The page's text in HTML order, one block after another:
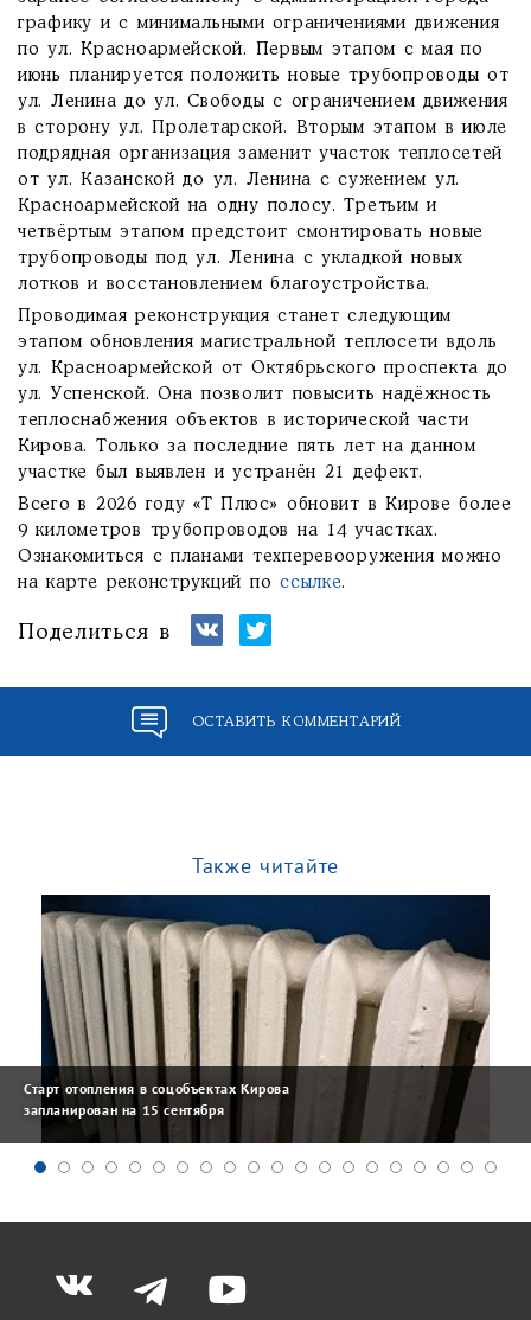
графику и с минимальными ограничениями движения
по ул. Красноармейской. Первым этапом с мая по
июнь планируется положить новые трубопроводы от
ул. Ленина до ул. Свободы с ограничением движения
в сторону ул. Пролетарской. Вторым этапом в июле
подрядная организация заменит участок теплосетей
от ул. Казанской до ул. Ленина с сужением ул.
Красноармейской на одну полосу. Третьим и
четвёртым этапом предстоит смонтировать новые
трубопроводы под ул. Ленина с укладкой новых
лотков и восстановлением благоустройства.
Проводимая реконструкция станет следующим
этапом обновления магистральной теплосети вдоль
ул. Красноармейской от Октябрьского проспекта до
ул. Успенской. Она позволит повысить надёжность
теплоснабжения объектов в исторической части
Кирова. Только за последние пять лет на данном
участке был выявлен и устранён 21 дефект.
Всего в 2026 году «Т Плюс» обновит в Кирове более
9 километров трубопроводов на 14 участках.
Ознакомиться с планами техперевооружения можно
на карте реконструкций поссылке.
Поделиться в
ОСТАВИТЬ КОММЕНТАРИЙ
Также читайте
Старт отопления в соцобъектах Кирова
запланирован на 15 сентября